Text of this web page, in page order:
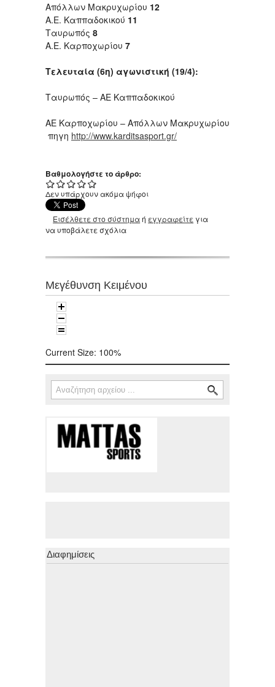
Απόλλων Μακρυχωρίου 12
Α.Ε. Καππαδοκικού 11
Ταυρωπός 8
Α.Ε. Καρποχωρίου 7
Τελευταία (6η) αγωνιστική (19/4):
Ταυρωπός – ΑΕ Καππαδοκικού
ΑΕ Καρποχωρίου – Απόλλων Μακρυχωρίου
πηγη http://www.karditsasport.gr/
Βαθμολογήστε το άρθρο:
Δεν υπάρχουν ακόμα ψήφοι
Εισέλθετε στο σύστημαή εγγραφείτε για
να υποβάλετε σχόλια
Μεγέθυνση Κειμένου
Current Size: 100%
Φόρμα αναζήτησης
Αναζήτηση
Διαφημίσεις